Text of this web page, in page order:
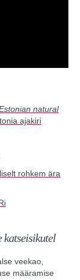
natural
ajakiri
rohkem ära
katseisikutel
veekao,
määramise